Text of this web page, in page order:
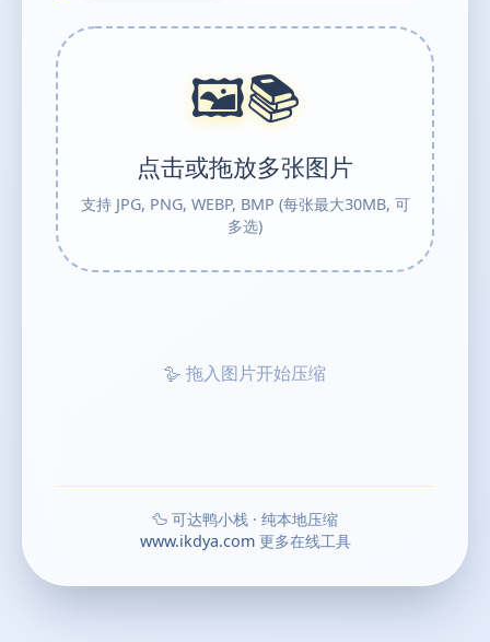
🖼️📚
点击或拖放多张图片
支持 JPG, PNG, WEBP, BMP (每张最大30MB, 可
多选)
🪿 拖入图片开始压缩
🦆 可达鸭小栈 · 纯本地压缩
www.ikdya.com更多在线工具